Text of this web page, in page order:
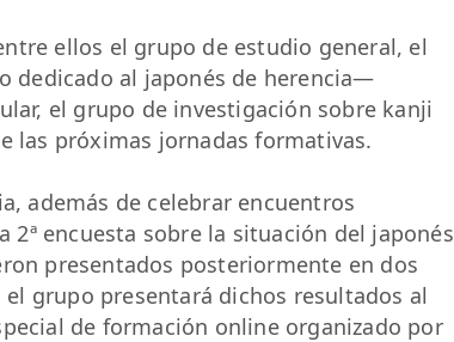
ellos el grupo de estudio general, el
dedicado al japonés de herencia—
el grupo de investigación sobre kanji
las próximas jornadas formativas.
además de celebrar encuentros
2ª encuesta sobre la situación del japonés
presentados posteriormente en dos
grupo presentará dichos resultados al
de formación online organizado por